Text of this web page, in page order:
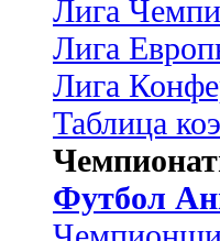
Лига
Лига
Лига
Таблица
Футбол